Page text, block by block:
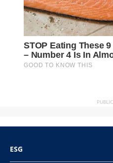
ESG